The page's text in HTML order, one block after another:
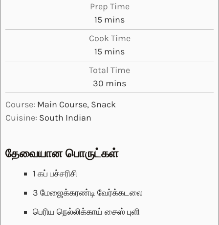
Prep Time
15 minutes
mins
Cook Time
15 minutes
mins
Total Time
30 minutes
mins
Course: Main Course, Snack
Cuisine: South Indian
தேவையான பொருட்கள்
1 கப் பச்சரிசி
3 மேஜைக்கரண்டி வேர்க்கடலை
பெரிய நெல்லிக்காய் சைஸ் புளி